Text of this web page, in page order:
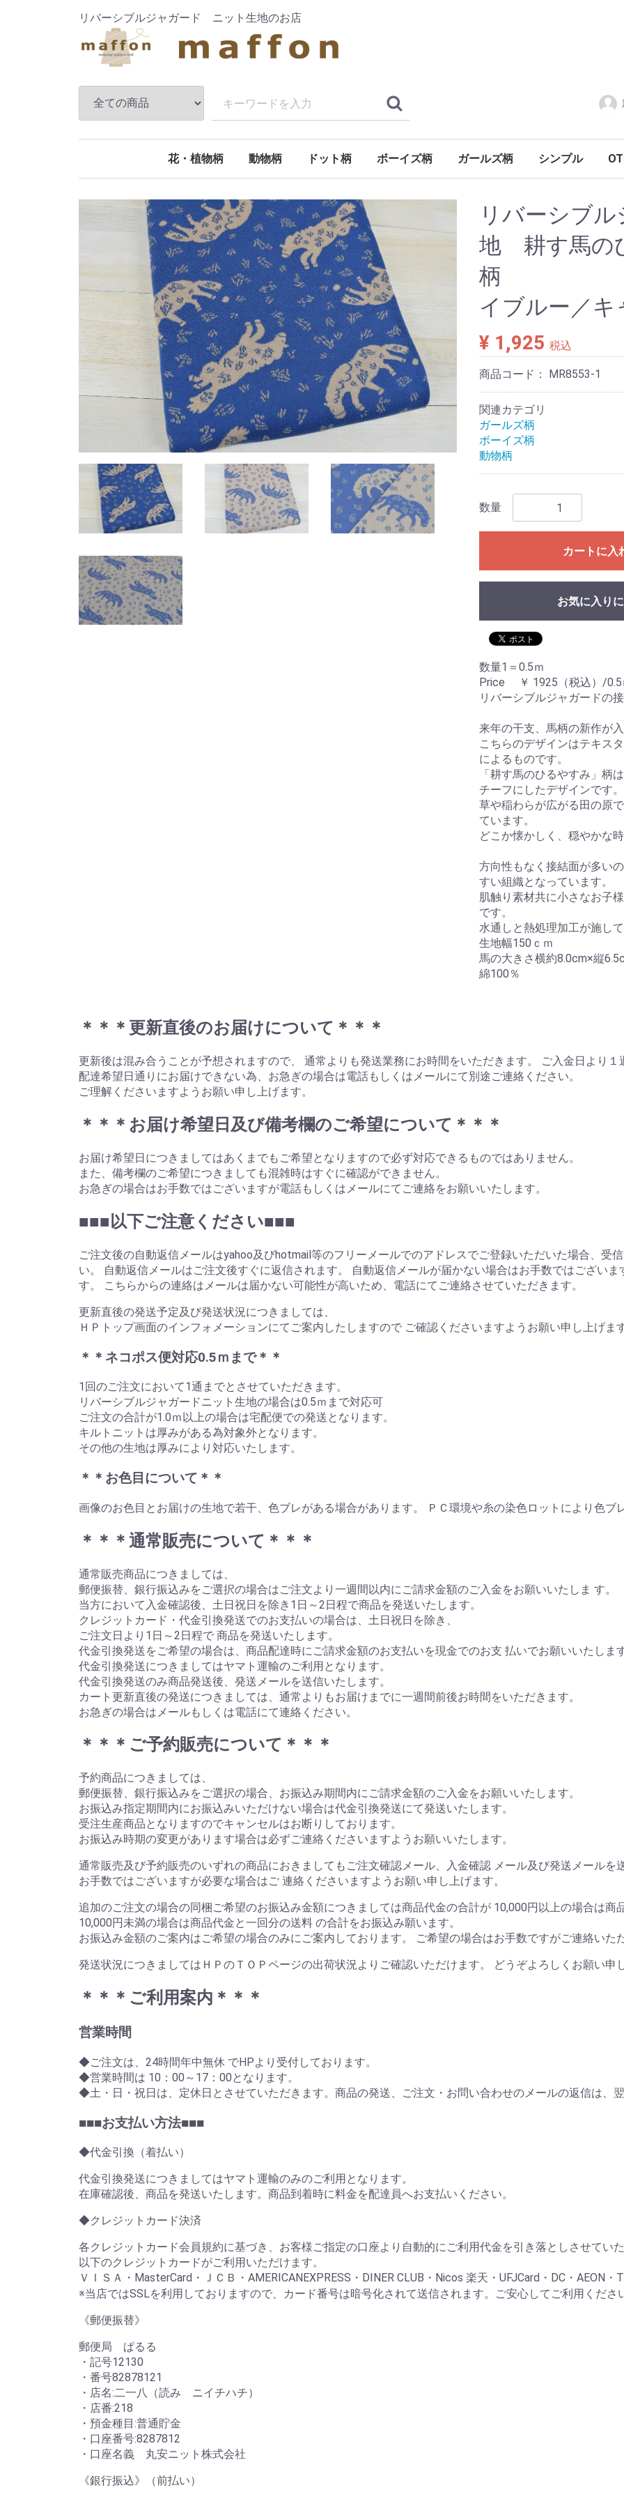
リバーシブルジャガード ニット生地のお店
花・植物柄 動物柄 ドット柄 ボーイズ柄 ガールズ柄 シンプル
リバーシブ
地 耕す馬の
柄
イブルー／キ
¥ 1,925 税込
商品コード： MR8553-1
関連カテゴリ
ガールズ柄
ボーイズ柄
動物柄
数量
カートに入
お気に入り
数量1＝0.5ｍ
Price ￥ 1925（税込）/0.5
リバーシブルジャガードの
来年の干支、馬柄の新作が
こちらのデザインはテキス
によるものです。
「耕す馬のひるやすみ」柄
チーフにしたデザインです。
草や稲わらが広がる田の原
ています。
どこか懐かしく、穏やかな
方向性もなく接結面が多い
すい組織となっています。
肌触り素材共に小さなお子
です。
水通しと熱処理加工が施し
生地幅150ｃｍ
馬の大きさ横約8.0cm×縦
綿100％
＊＊＊更新直後のお届けについて＊＊＊
更新後は混み合うことが予想されますので、 通常よりも発送業務にお時間をいただきます。 ご入金日より１
配達希望日通りにお届けできない為、お急ぎの場合は電話もしくはメールにて別途ご連絡ください。
ご理解くださいますようお願い申し上げます。
＊＊＊お届け希望日及び備考欄のご希望について＊＊＊
お届け希望日につきましてはあくまでもご希望となりますので必ず対応できるものではありません。
また、備考欄のご希望につきましても混雑時はすぐに確認ができません。
お急ぎの場合はお手数ではございますが電話もしくはメールにてご連絡をお願いいたします。
■■■以下ご注意ください■■■
ご注文後の自動返信メールはyahoo及びhotmail等のフリーメールでのアドレスでご登録いただいた場合、受
い。 自動返信メールはご注文後すぐに返信されます。 自動返信メールが届かない場合はお手数ではござい
す。 こちらからの連絡はメールは届かない可能性が高いため、電話にてご連絡させていただきます。
更新直後の発送予定及び発送状況につきましては、
ＨＰトップ画面のインフォメーションにてご案内したしますので ご確認くださいますようお願い申し上げます
＊＊ネコポス便対応0.5ｍまで＊＊
1回のご注文において1通までとさせていただきます。
リバーシブルジャガードニット生地の場合は0.5ｍまで対応可
ご注文の合計が1.0ｍ以上の場合は宅配便での発送となります。
キルトニットは厚みがある為対象外となります。
その他の生地は厚みにより対応いたします。
＊＊お色目について＊＊
画像のお色目とお届けの生地で若干、色ブレがある場合があります。 ＰＣ環境や糸の染色ロットにより色ブ
＊＊＊通常販売について＊＊＊
通常販売商品につきましては、
郵便振替、銀行振込みをご選択の場合はご注文より一週間以内にご請求金額のご入金をお願いいたしま す。
当方において入金確認後、土日祝日を除き1日～2日程で商品を発送いたします。
クレジットカード・代金引換発送でのお支払いの場合は、土日祝日を除き、
ご注文日より1日～2日程で 商品を発送いたします。
代金引換発送をご希望の場合は、商品配達時にご請求金額のお支払いを現金でのお支 払いでお願いいたします
代金引換発送につきましてはヤマト運輸のご利用となります。
代金引換発送のみ商品発送後、発送メールを送信いたします。
カート更新直後の発送につきましては、通常よりもお届けまでに一週間前後お時間をいただきます。
お急ぎの場合はメールもしくは電話にて連絡ください。
＊＊＊ご予約販売について＊＊＊
予約商品につきましては、
郵便振替、銀行振込みをご選択の場合、お振込み期間内にご請求金額のご入金をお願いいたします。
お振込み指定期間内にお振込みいただけない場合は代金引換発送にて発送いたします。
受注生産商品となりますのでキャンセルはお断りしております。
お振込み時期の変更があります場合は必ずご連絡くださいますようお願いいたします。
通常販売及び予約販売のいずれの商品におきましてもご注文確認メール、入金確認 メール及び発送メールを
お手数ではございますが必要な場合はご 連絡くださいますようお願い申し上げます。
追加のご注文の場合の同梱ご希望のお振込み金額につきましては商品代金の合計が 10,000円以上の場合は商
10,000円未満の場合は商品代金と一回分の送料 の合計をお振込み願います。
お振込み金額のご案内はご希望の場合のみにご案内しております。 ご希望の場合はお手数ですがご連絡いた
発送状況につきましてはＨＰのＴＯＰページの出荷状況よりご確認いただけます。 どうぞよろしくお願い申
＊＊＊ご利用案内＊＊＊
営業時間
◆ご注文は、24時間年中無休 でHPより受付しております。
◆営業時間は 10：00～17：00となります。
◆土・日・祝日は、定休日とさせていただきます。商品の発送、ご注文・お問い合わせのメールの返信は、翌
■■■お支払い方法■■■
◆代金引換（着払い）
代金引換発送につきましてはヤマト運輸のみのご利用となります。
在庫確認後、商品を発送いたします。商品到着時に料金を配達員へお支払いください。
◆クレジットカード決済
各クレジットカード会員規約に基づき、お客様ご指定の口座より自動的にご利用代金を引き落としさせていた
以下のクレジットカードがご利用いただけます。
ＶＩＳＡ・MasterCard・ＪＣＢ・AMERICANEXPRESS・DINER CLUB・Nicos 楽天・UFJCard・DC・AEON・
※当店ではSSLを利用しておりますので、カード番号は暗号化されて送信されます。ご安心してご利用くださ
《郵便振替》
郵便局 ぱるる
・記号12130
・番号82878121
・店名:二一八（読み ニイチハチ）
・店番:218
・預金種目:普通貯金
・口座番号:8287812
・口座名義 丸安ニット株式会社
《銀行振込》（前払い）